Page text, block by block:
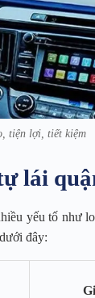
tiện lợi, tiết kiệm
lái
yếu tố như
đây: